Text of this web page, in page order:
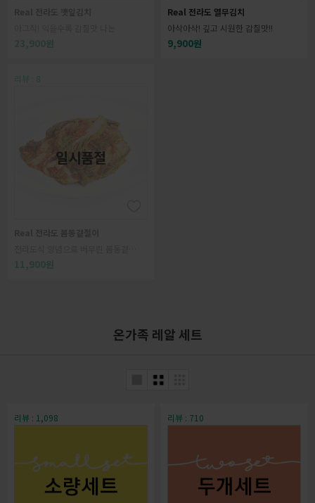
23,900원
Real 전라도 열무김치
아삭아삭! 깊고 시원한 감칠맛!!
9,900원
리뷰 : 8
이
일시품절
11,900원
온가족 레알 세트
리뷰 : 1,098 리뷰 : 710